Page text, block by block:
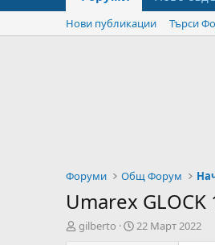
Нови публикации Търси
Форуми Общ Форум
Umarex
А
gilberto
Н
22 Март 2022